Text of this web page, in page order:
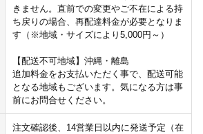
きません。直前での変更やご不在による持
ち戻りの場合、再配達料金が必要となりま
す（※地域・サイズにより5,000円～）
【配送不可地域】沖縄・離島
追加料金をお支払いただく事で、配送可能
となる地域もございます。気になる方は事
前にお問合せください。
注文確認後、14営業日以内に発送予定（在